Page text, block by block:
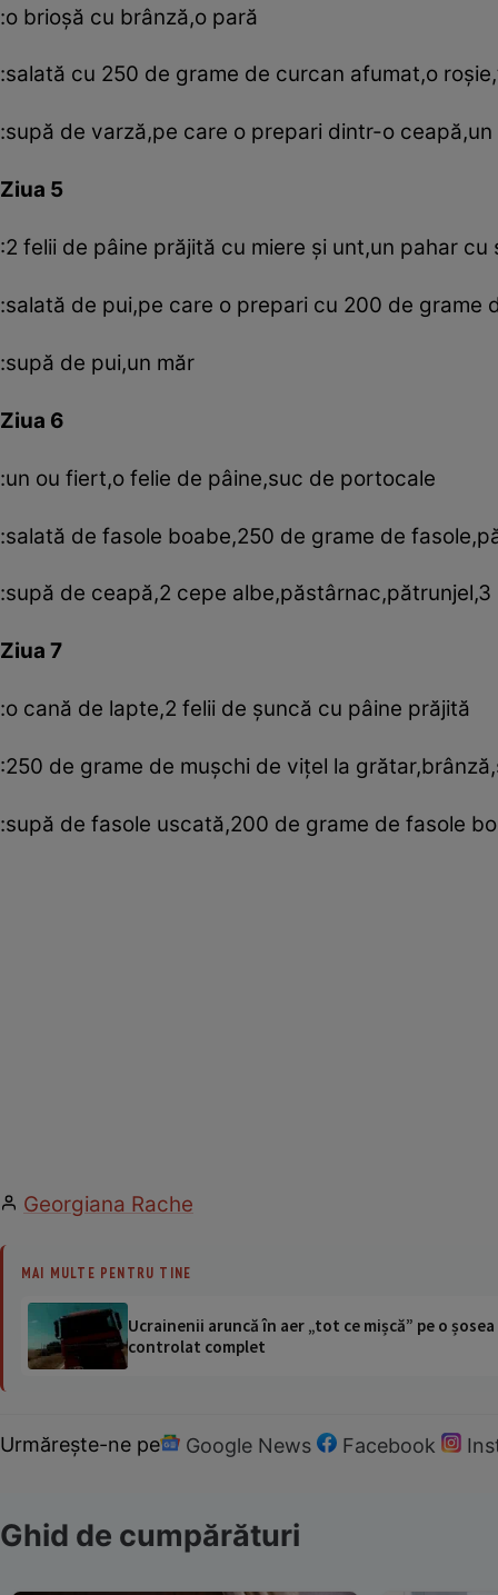
:o brioşă cu brânză,o pară
:salată cu 250 de grame de curcan afumat,o
:supă de varză,pe care o prepari dintr-o
Ziua 5
:2 felii de pâine prăjită cu miere şi unt,un pahar
:salată de pui,pe care o prepari cu 200 de grame
:supă de pui,un măr
Ziua 6
:un ou fiert,o felie de pâine,suc de portocale
:salată de fasole boabe,250 de grame de
:supă de ceapă,2 cepe
Ziua 7
:o cană de lapte,2 felii de şuncă cu pâine prăjită
:250 de grame de muşchi de viţel la
:supă de fasole uscată,200 de grame de fasole
Georgiana Rache
MAI MULTE PENTRU TINE
Ucrainenii aruncă în aer „tot ce mișcă” pe o
controlat complet
Urmărește-ne pe Google News Facebook
Ghid de cumpărături